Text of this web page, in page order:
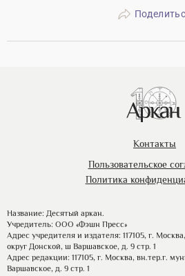
Контакты
Пользовательское
Политика
Название: Десятый аркан.
Учредитель: ООО «Фэшн Пресс»
Адрес учредителя и издателя: 117105, г.
округ Донской, ш Варшавское, д. 9 стр. 1
Адрес редакции: 117105, г. Москва, вн.тер.г.
Варшавское, д. 9 стр. 1